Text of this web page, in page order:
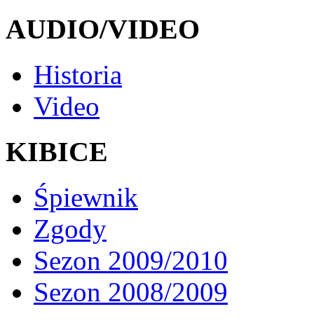
AUDIO/VIDEO
Historia
Video
KIBICE
Śpiewnik
Zgody
Sezon 2009/2010
Sezon 2008/2009